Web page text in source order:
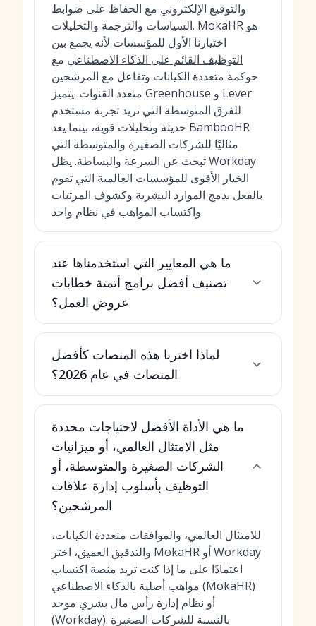
والتوقيع الإلكتروني مع الحفاظ على ضوابط
السياسات والترجمة والتحليلات. MokaHR هو
اختيارنا الأول للمؤسسات لأنه يجمع بين
التوظيف القائم على الذكاء الاصطناعي مع
حوكمة متعددة الكيانات وتفاعل مع المرشحين
متعدد القنوات. يتميز Greenhouse و Lever
للفرق المتوسطة التي تريد تجربة مستخدم
حديثة وتحليلات قوية، بينما يعد BambooHR
مثاليًا للشركات الصغيرة والمتوسطة التي
تبحث عن السرعة والبساطة. يظل Workday
الخيار الأقوى للمؤسسات العالمية التي تقوم
بالفعل بدمج الموارد البشرية وكشوف المرتبات
واكتساب المواهب في نظام واحد.
ما هي المعايير التي استخدمناها عند
تصنيف أفضل برامج أتمتة خطابات
عروض العمل؟
لماذا اخترنا هذه المنصات كأفضل
المنصات في عام 2026؟
ما هي الأداة الأفضل لاحتياجات محددة
مثل الامتثال العالمي، أو ميزانيات
الشركات الصغيرة والمتوسطة، أو
التوظيف بأسلوب إدارة علاقات
المرشحين؟
للامتثال العالمي، والموافقات متعددة الكيانات،
والتدقيق العميق، اختر MokaHR أو Workday
اعتمادًا على ما إذا كنت تريد منصة اكتساب
مواهب أصلية بالذكاء الاصطناعي (MokaHR)
أو نظام إدارة رأس مال بشري موحد
(Workday). بالنسبة للشركات الصغيرة